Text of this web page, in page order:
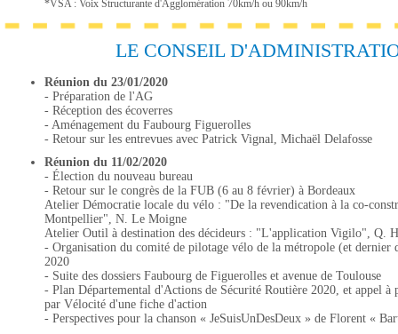
*VSA : Voix Structurante d'Agglomération 70km/h ou 90km/h
LE CONSEIL
Réunion du 23/01/2020
- Préparation de l'AG
- Réception des écoverres
- Aménagement du Faubourg Figuerolles
- Retour sur les entrevues avec Patrick Vignal, Michaël Delafosse
Réunion du 11/02/2020
- Élection du nouveau bureau
- Retour sur le congrès de la FUB (6 au 8 février) à Bordeaux
Atelier Démocratie locale du vélo : "De la revendication à la co-
Montpellier", N. Le Moigne
Atelier Outil à destination des décideurs : "L'application Vigilo", Q.
- Organisation du comité de pilotage vélo de la métropole (et dernier
2020
- Suite des dossiers Faubourg de Figuerolles et avenue de Toulouse
- Plan Départemental d'Actions de Sécurité Routière 2020, et appel à
par Vélocité d'une fiche d'action
- Perspectives pour la chanson « JeSuisUnDesDeux » de Florent «